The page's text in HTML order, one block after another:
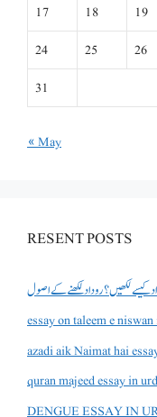
17
18 19
24
25 26
31
« May
RESENT POSTS
کیسے لکھیں؟ روداد لکھنے کے اصول